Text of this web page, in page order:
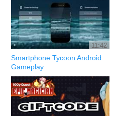
11:42
Smartphone Tycoon Android
Gameplay